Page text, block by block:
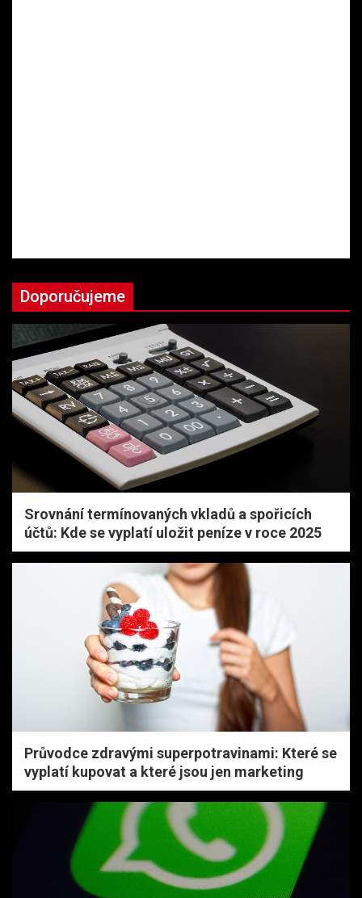
Doporučujeme
Srovnání termínovaných vkladů a spořicích
účtů: Kde se vyplatí uložit peníze v roce 2025
Průvodce zdravými superpotravinami: Které se
vyplatí kupovat a které jsou jen marketing